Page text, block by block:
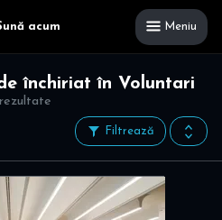
acum Meniu
închiriat în Voluntari
Filtrează